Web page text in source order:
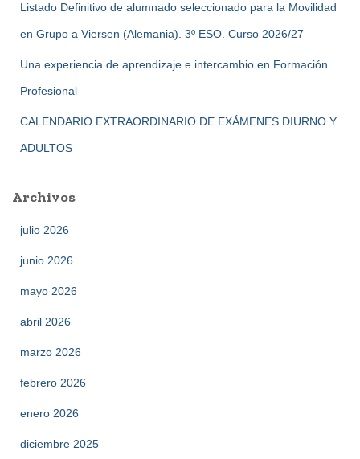
Listado Definitivo de alumnado seleccionado para la Movilidad
en Grupo a Viersen (Alemania). 3º ESO. Curso 2026/27
Una experiencia de aprendizaje e intercambio en Formación
Profesional
CALENDARIO EXTRAORDINARIO DE EXÁMENES DIURNO Y
ADULTOS
Archivos
julio 2026
junio 2026
mayo 2026
abril 2026
marzo 2026
febrero 2026
enero 2026
diciembre 2025